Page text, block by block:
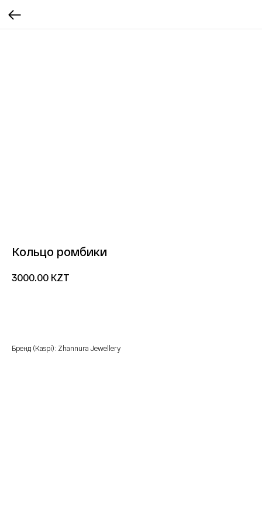
Кольцо ромбики
3000.00 KZT
Бренд (Kaspi): Zhannura Jewellery